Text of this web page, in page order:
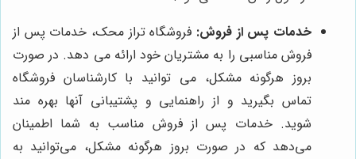
خدمات پس از فروش: فروشگاه تراز محک، خدمات پس از
فروش مناسبی را به مشتریان خود ارائه می دهد. در صورت
بروز هرگونه مشکل، می توانید با کارشناسان فروشگاه
تماس بگیرید و از راهنمایی و پشتیبانی آنها بهره مند
شوید. خدمات پس از فروش مناسب به شما اطمینان
می‌دهد که در صورت بروز هرگونه مشکل، می‌توانید به